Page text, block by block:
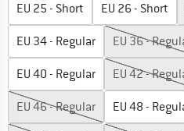
EU 25 - Short EU 26 - Short
EU 34 - Regular EU 36 -
EU 40 - Regular EU 42 -
EU 46 - Regular EU 48 -